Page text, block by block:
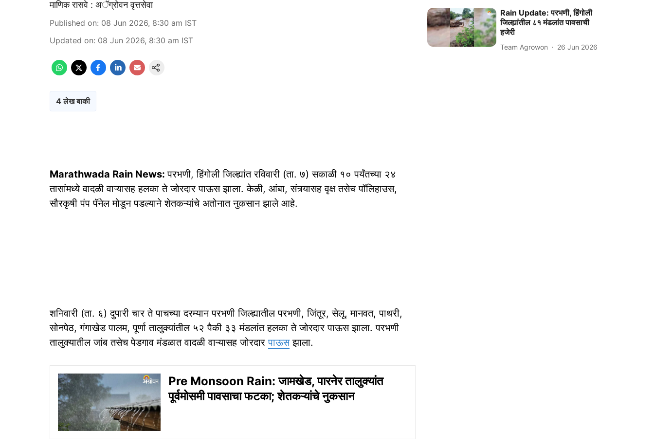
माणिक रासवे : अॅग्रोवन वृत्तसेवा
Published on: 08 Jun 2026, 8:30 am IST
Updated on: 08 Jun 2026, 8:30 am IST
4 लेख बाकी
Marathwada Rain News:परभणी, हिंगोली जिल्ह्यांत रविवारी (ता. ७) सकाळी १० पर्यंतच्या २४
तासांमध्ये वादळी वाऱ्यासह हलका ते जोरदार पाऊस झाला. केळी, आंबा, संत्र्यासह वृक्ष तसेच पॉलिहाउस,
सौरकृषी पंप पॅनेल मोडून पडल्याने शेतकऱ्यांचे अतोनात नुकसान झाले आहे.
शनिवारी (ता. ६) दुपारी चार ते पाचच्या दरम्यान परभणी जिल्ह्यातील परभणी, जिंतूर, सेलू, मानवत, पाथरी,
सोनपेठ, गंगाखेड पालम, पूर्णा तालुक्यांतील ५२ पैकी ३३ मंडलांत हलका ते जोरदार पाऊस झाला. परभणी
तालुक्यातील जांब तसेच पेडगाव मंडळात वादळी वाऱ्यासह जोरदारपाऊसझाला.
Pre Monsoon Rain: जामखेड, पारनेर तालुक्यांत
पूर्वमोसमी पावसाचा फटका; शेतकऱ्यांचे नुकसान
Rain Update: परभणी, हिंगोली
जिल्ह्यांतील ८१ मंडलांत पावसाची
हजेरी
Team Agrowon 26 Jun 2026